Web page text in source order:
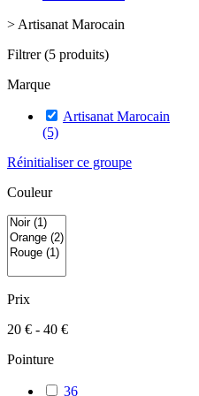
> Artisanat Marocain
Filtrer (5 produits)
Marque
Artisanat Marocain
(5)
Réinitialiser ce groupe
Couleur
Prix
20 € - 40 €
Pointure
36